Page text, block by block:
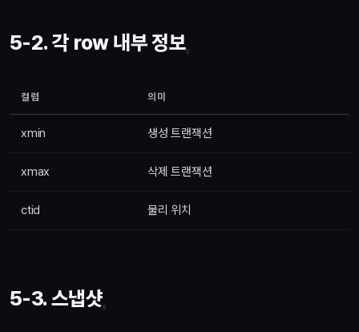
5-2. 각 row 내부 정보
컬럼 의미
xmin 생성 트랜잭션
xmax 삭제 트랜잭션
ctid 물리 위치
5-3. 스냅샷